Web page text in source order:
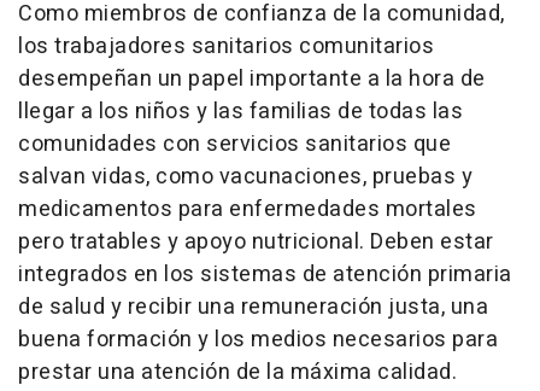
Como miembros de confianza de la comunidad,
los trabajadores sanitarios comunitarios
desempeñan un papel importante a la hora de
llegar a los niños y las familias de todas las
comunidades con servicios sanitarios que
salvan vidas, como vacunaciones, pruebas y
medicamentos para enfermedades mortales
pero tratables y apoyo nutricional. Deben estar
integrados en los sistemas de atención primaria
de salud y recibir una remuneración justa, una
buena formación y los medios necesarios para
prestar una atención de la máxima calidad.